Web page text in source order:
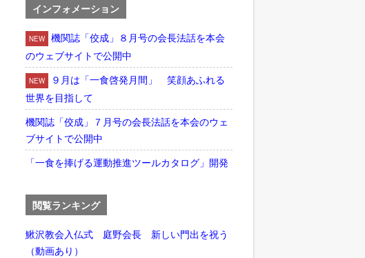
インフォメーション
NEW
機関誌「佼成」８月号の会長法話を本会
のウェブサイトで公開中
NEW
９月は「一食啓発月間」 笑顔あふれる
世界を目指して
機関誌「佼成」７月号の会長法話を本会のウェ
ブサイトで公開中
「一食を捧げる運動推進ツールカタログ」開発
閲覧ランキング
鰍沢教会入仏式 庭野会長 新しい門出を祝う
（動画あり）